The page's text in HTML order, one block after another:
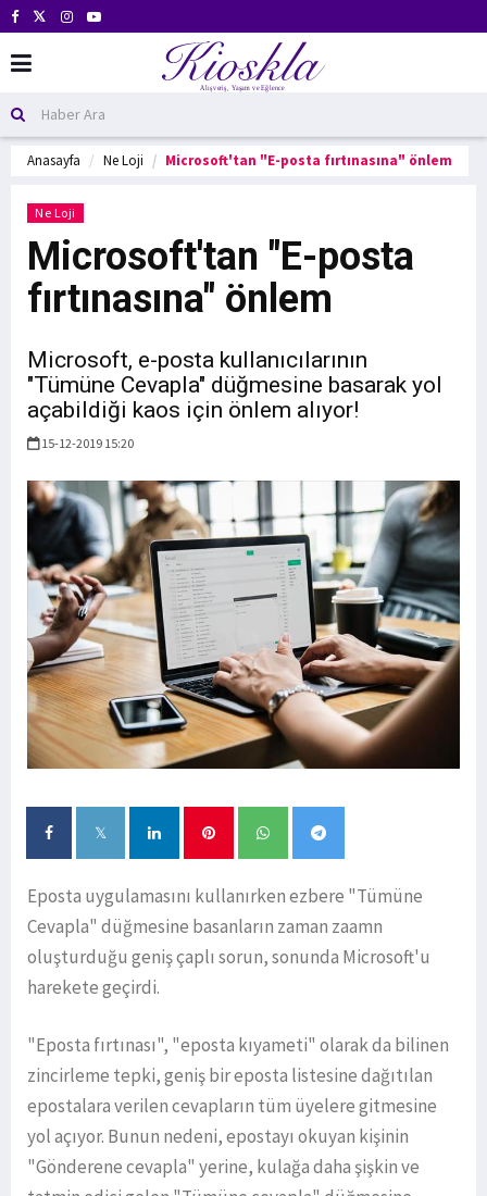
Anasayfa Ne Loji Microsoft'tan "E-posta fırtınasına" önlem
Ne Loji
Microsoft'tan "E-posta
fırtınasına" önlem
Microsoft, e-posta kullanıcılarının
"Tümüne Cevapla" düğmesine basarak yol
açabildiği kaos için önlem alıyor!
15-12-2019 15:20
Eposta uygulamasını kullanırken ezbere "Tümüne
Cevapla" düğmesine basanların zaman zaamn
oluşturduğu geniş çaplı sorun, sonunda Microsoft'u
harekete geçirdi.
"Eposta fırtınası", "eposta kıyameti" olarak da bilinen
zincirleme tepki, geniş bir eposta listesine dağıtılan
epostalara verilen cevapların tüm üyelere gitmesine
yol açıyor. Bunun nedeni, epostayı okuyan kişinin
"Gönderene cevapla" yerine, kulağa daha şişkin ve